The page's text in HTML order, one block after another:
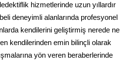
hizmetlerinde uzun yıllardır
deneyimli alanlarında profesyonel
kendilerini geliştirmiş nerede ne
kendilerinden emin bilinçli olarak
yön veren beraberlerinde